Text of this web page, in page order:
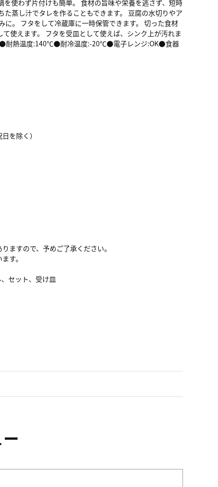
使わず片付けも簡単。 食材の旨味や栄養を逃さず、短時
蒸し汁でタレを作ることもできます。 豆腐の水切りやア
。 フタをして冷蔵庫に一時保管できます。 切った食材
使えます。 フタを受皿として使えば、シンク上が汚れま
耐熱温度:140℃●耐冷温度:-20℃●電子レンジ:OK●食器
を除く）
ますので、予めご了承ください。
す。
セット、受け皿